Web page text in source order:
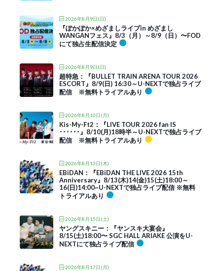
2026年8月9日(日)
『ぽかぽか×めざましライブin めざまし
WANGANフェス』8/3（月）～8/9（日）〜FOD
にて独占生配信決定
2026年8月9日(日)
超特急：『BULLET TRAIN ARENA TOUR 2026
ESCORT』8/9(日) 16:30～U-NEXTで独占ライブ
配信 ※無料トライアルあり
2026年8月10日(月)
Kis-My-Ft2：『LIVE TOUR 2026 fan IS
･･････』8/10(月)18時半～U-NEXTで独占ライブ
配信 ※無料トライアルあり
2026年8月13日(木)
EBiDAN：『EBiDAN THE LIVE 2026 15th
Anniversary』8/13(木)14(金)15(土)18:00～
16(日)14:00~U-NEXTで独占ライブ配信 ※無料
トライアルあり
2026年8月15日(土)
ヤングスキニー：『ヤンスキ大宴会』
8/15(土)18:00〜 SGC HALL ARIAKE 公演をU-
NEXTにて独占ライブ配信
2026年8月17日(月)